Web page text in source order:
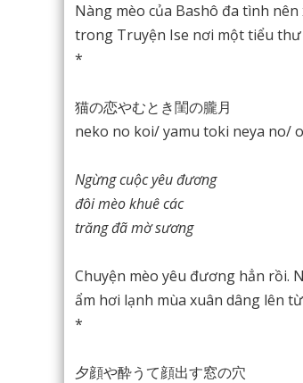
Nàng mèo của Bashô đa tình
trong Truyện Ise nơi một tiểu
*
猫の恋やむとき閨の朧月
neko no koi/ yamu toki neya no/
Ngừng cuộc yêu đương
đôi mèo khuê các
trăng đã mờ sương
Chuyện mèo yêu đương hẳn rồi.
ẩm hơi lạnh mùa xuân dâng lên
*
夕顔や酔うて顔出す窓の穴